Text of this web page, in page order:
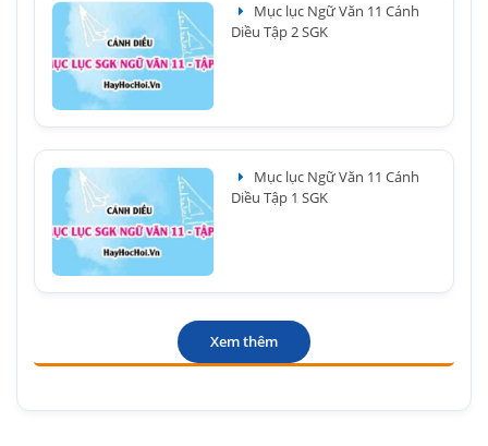
Mục lục Ngữ Văn 11 Cánh
Diều Tập 2 SGK
Mục lục Ngữ Văn 11 Cánh
Diều Tập 1 SGK
Xem thêm